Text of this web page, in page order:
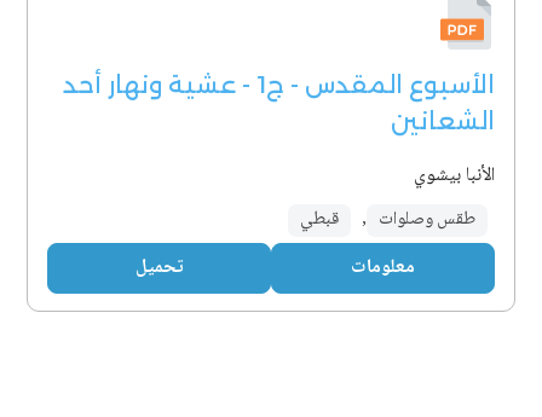
الأسبوع المقدس - ج1 - عشية ونهار أحد
الشعانين
الأنبا بيشوي
طقس وصلوات , قبطي
معلومات تحميل